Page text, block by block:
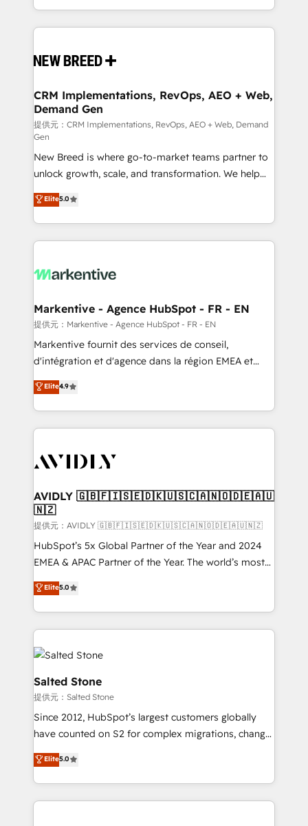
Breeze・Claude等をHubSpotと連携させ、役割定義・
革を、構想から実装・定着までPMOとして主導。「設
の統合・浸透・変革管理を実行します。 ▸ CMS戦略設
計・構築：リード獲得・CVR・SEOを前提にした情報設
計・導線設計・テンプレート設計をContent Hubで一体
提供。 ▸ 既存CRM・MAからの移行支援：Salesforce・
Marketo・Pardot等からの移行、カスタム設計、履歴
データ移行と活用設計まで。 ▸ AEO対応：ChatGPT・
ンツとサイト構造を最適化。 🏆 なぜ100incを選ぶの
か？ ✓ HubSpot Eliteパートナー認定 ✓ HubSpotアワ
ード受賞・HUGリーダー ✓ ISO27001:2022 /
HubSpot大百科 出版 CRM・AI活用に関するご相談、現
せください。
Software) and Point Success Media (Paid Media),
making this the official home for all three brands. 🔄
and system integrations powered by Globalia’s
trainers to drive platform adoption. 📈 Revenue
Generation - Full-funnel marketing and high-
performance advertising via Point Success Media. -
Expert deployment of Breeze AI and custom agents
to automate growth. 🏆 Elite Excellence - 8 platform
accreditations and deep HIPAA-compliance
expertise. - A team of 250+ experts dedicated to
your resilient growth.
CRM Implementations, RevOps, AEO + Web,
Demand Gen
提供元：CRM Implementations, RevOps, AEO + Web, Demand
Gen
New Breed is where go-to-market teams partner to
unlock growth, scale, and transformation. We help
companies activate HubSpot’s AI-powered
customer platform and operationalize HubSpot’s
Loop Marketing framework through expert-led
services, smart agents, and purpose-built apps,
results, fast. ⚙️CRM & RevOps: Align all Hubs to your
🎯Demand Gen & ABM: Drive pipeline with inbound,
ABM, AEO, SEO, & paid media. 👩‍💻Web Design:
Build high-performing websites with UX, messaging,
& conversion strategy that drive results. 🤖AI
AI, & maximize AEO with tailored AI services. 🧩
Integrations: Extend HubSpot with custom
Elite5.0
Markentive - Agence HubSpot - FR - EN
提供元：Markentive - Agence HubSpot - FR - EN
Markentive fournit des services de conseil,
d'intégration et d'agence dans la région EMEA et
North America. Avec plus de 115 experts en
marketing automation, Growth, Revops, CRM et
webdesign. Markentive is both a consulting firm, a
digital agency and an integrator. With over 115
CRM and webdesign (We focus on EMEA - USA
Elite4.9
AVIDLY 🇬🇧🇫🇮🇸🇪🇩🇰🇺🇸🇨🇦🇳🇴🇩🇪🇦🇺
🇳🇿
提供元：AVIDLY 🇬🇧🇫🇮🇸🇪🇩🇰🇺🇸🇨🇦🇳🇴🇩🇪🇦🇺🇳🇿
HubSpot’s 5x Global Partner of the Year and 2024
EMEA & APAC Partner of the Year. The world’s most
experienced and fully accredited HubSpot Solutions
Partner. 🚀 With 2,750+ HubSpot projects delivered
and 370+ specialists across EMEA, APAC and NAM,
we de-risk complex CRM programmes and
accelerate ROI across every HubSpot Hub. 🧭 From
multi-region migrations to AI-powered automation,
we turn complexity into clarity, human at global
scale. 🏆 HubSpot’s CEO called us “the partner of the
future.” Others agree it is proof of trust built through
measurable impact.
Elite5.0
Salted Stone
提供元：Salted Stone
Since 2012, HubSpot’s largest customers globally
have counted on S2 for complex migrations, change
management, systems integration, and creative
solutions that deliver measurable impact and
transform brand experiences As one of the few full-
service creative agencies in the HubSpot
Elite5.0